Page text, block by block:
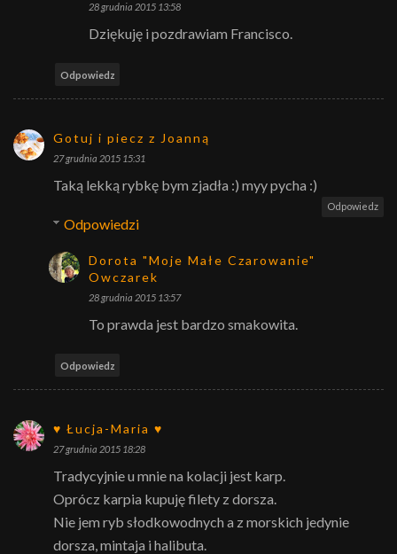
28 grudnia 2015 13:58
Dziękuję i pozdrawiam Francisco.
Odpowiedz
Gotuj i piecz z Joanną
27 grudnia 2015 15:31
Taką lekką rybkę bym zjadła :) myy pycha :)
Odpowiedz
Odpowiedzi
Dorota "Moje Małe Czarowanie"
Owczarek
28 grudnia 2015 13:57
To prawda jest bardzo smakowita.
Odpowiedz
♥ Łucja-Maria ♥
27 grudnia 2015 18:28
Tradycyjnie u mnie na kolacji jest karp.
Oprócz karpia kupuję filety z dorsza.
Nie jem ryb słodkowodnych a z morskich jedynie
dorsza, mintaja i halibuta.